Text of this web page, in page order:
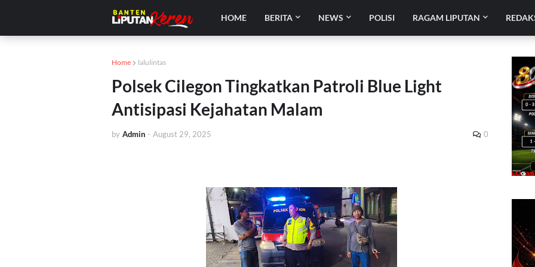
HOME BERITA NEWS POLISI RAGAM LIPUTAN
Home lalulintas
Polsek Cilegon Tingkatkan Patroli Blue Light
Antisipasi Kejahatan Malam
by Admin - August 29, 2025 0